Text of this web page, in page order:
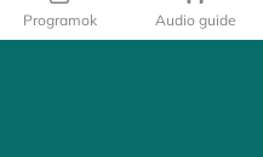
Programok Audio guide